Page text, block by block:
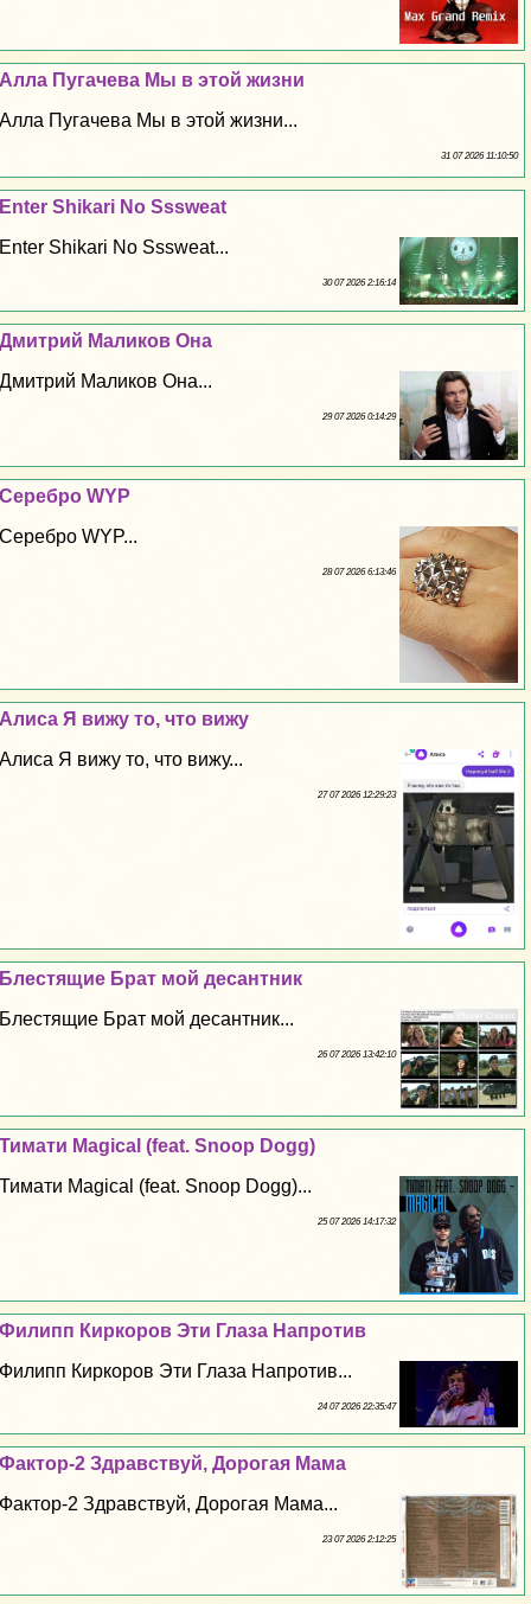
Алла Пугачева Мы в этой жизни
Алла Пугачева Мы в этой жизни...
31 07 2026 11:10:50
Enter Shikari No Sssweat
Enter Shikari No Sssweat...
30 07 2026 2:16:14
Дмитрий Маликов Она
Дмитрий Маликов Она...
29 07 2026 0:14:29
Серебро WYP
Серебро WYP...
28 07 2026 6:13:46
Алиса Я вижу то, что вижу
Алиса Я вижу то, что вижу...
27 07 2026 12:29:23
Блестящие Брат мой десантник
Блестящие Брат мой десантник...
26 07 2026 13:42:10
Тимати Magical (feat. Snoop Dogg)
Тимати Magical (feat. Snoop Dogg)...
25 07 2026 14:17:32
Филипп Киркоров Эти Глаза Напротив
Филипп Киркоров Эти Глаза Напротив...
24 07 2026 22:35:47
Фактор-2 Здравствуй, Дорогая Мама
Фактор-2 Здравствуй, Дорогая Мама...
23 07 2026 2:12:25